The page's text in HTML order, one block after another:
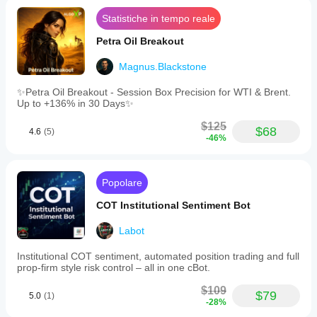
📋 REQUIREMENTS
▪️ cTrader Desktop or Web
▪️ AccessRights: None (no special permissions required)
▪️ Compatible with all symbols and timeframes
▪️ The External AI module requires a local HTTP script
running on your machine (optional)
════════════════════════════════════
════════════════════
📖 COMPLETE PARAMETER GUIDE
Statistiche in tempo reale
Petra Oil Breakout
Magnus.Blackstone
✨Petra Oil Breakout - Session Box Precision for WTI & Brent.
Up to +136% in 30 Days✨
4.6 (5) $125
-46% $68
Popolare
COT Institutional Sentiment Bot
Labot
Institutional COT sentiment, automated position trading and full
prop-firm style risk control – all in one cBot.
5.0 (1) $109
-28% $79